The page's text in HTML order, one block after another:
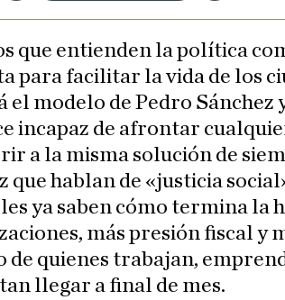
que entienden la política
para facilitar la vida de los
el modelo de Pedro Sánchez
incapaz de afrontar
a la misma solución de
que hablan de «justicia
ya saben cómo termina la
más presión fiscal y
quienes trabajan,
llegar a final de mes.